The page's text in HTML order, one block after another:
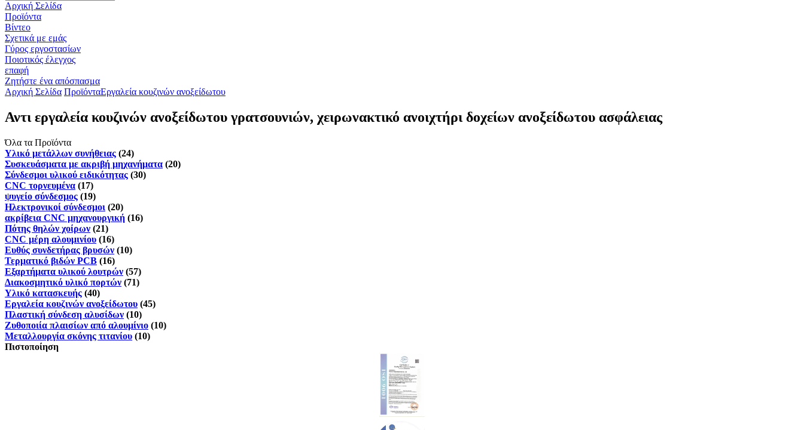
Αρχική Σελίδα
Προϊόντα
Βίντεο
Σχετικά με εμάς
Γύρος εργοστασίων
Ποιοτικός έλεγχος
επαφή
Ζητήστε ένα απόσπασμα
Αρχική Σελίδα ΠροϊόνταΕργαλεία κουζινών ανοξείδωτου
Αντι εργαλεία κουζινών ανοξείδωτου γρατσουνιών, χειρωνακτικό ανοιχτήρι δοχείων ανοξείδωτου ασφάλειας
Όλα τα Προϊόντα
Υλικό μετάλλων συνήθειας (24)
Συσκευάσματα με ακριβή μηχανήματα (20)
Σύνδεσμοι υλικού ειδικότητας (30)
CNC τορνευμένα (17)
ψυγείο σύνδεσμος (19)
Ηλεκτρονικοί σύνδεσμοι (20)
ακρίβεια CNC μηχανουργική (16)
Πότης θηλών χοίρων (21)
CNC μέρη αλουμινίου (16)
Ευθύς συνδετήρας βρυσών (10)
Τερματικό βιδών PCB (16)
Εξαρτήματα υλικού λουτρών (57)
Διακοσμητικό υλικό πορτών (71)
Υλικό κατασκευής (40)
Εργαλεία κουζινών ανοξείδωτου (45)
Πλαστική σύνδεση αλυσίδων (10)
Ζυθοποιία πλαισίων από αλουμίνιο (10)
Μεταλλουργία σκόνης τιτανίου (10)
Πιστοποίηση